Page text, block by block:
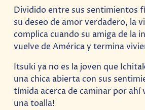
Dividido entre sus sentimientos
su deseo de amor verdadero, la
complica cuando su amiga de la
vuelve de América y termina
Itsuki ya no es la joven que
una chica abierta con sus
tímida acerca de caminar por ahí
una toalla!